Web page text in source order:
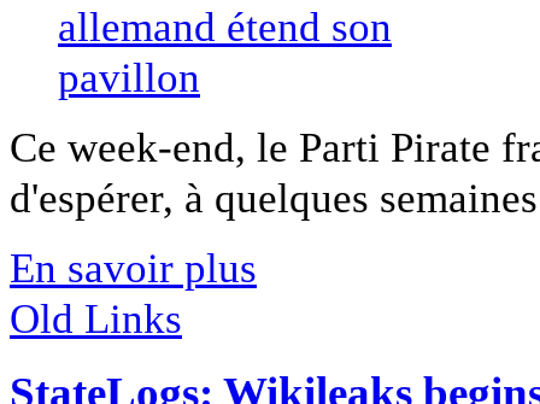
Ce week-end, le Parti Pirate
d'espérer, à quelques
En savoir plus
Old Links
StateLogs: Wikileaks